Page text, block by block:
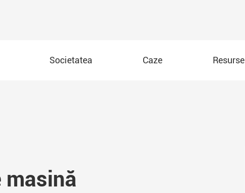
AW-014A 55' mașină de distribuire pizza.
Societatea Caze Resurse